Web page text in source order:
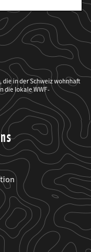
in der Schweiz wohnhaft
die lokale WWF-